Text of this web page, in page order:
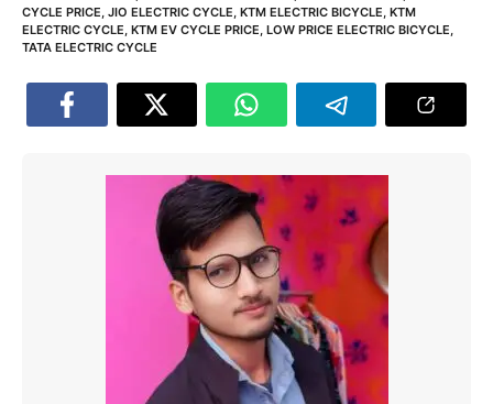
CYCLE PRICE, JIO ELECTRIC CYCLE, KTM ELECTRIC BICYCLE, KTM
ELECTRIC CYCLE, KTM EV CYCLE PRICE, LOW PRICE ELECTRIC BICYCLE,
TATA ELECTRIC CYCLE